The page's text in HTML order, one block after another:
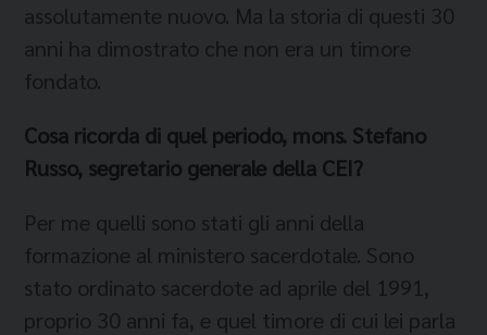
assolutamente nuovo. Ma la storia di questi 30
anni ha dimostrato che non era un timore
fondato.
Cosa ricorda di quel periodo, mons. Stefano
Russo, segretario generale della CEI?
Per me quelli sono stati gli anni della
formazione al ministero sacerdotale. Sono
stato ordinato sacerdote ad aprile del 1991,
proprio 30 anni fa, e quel timore di cui lei parla